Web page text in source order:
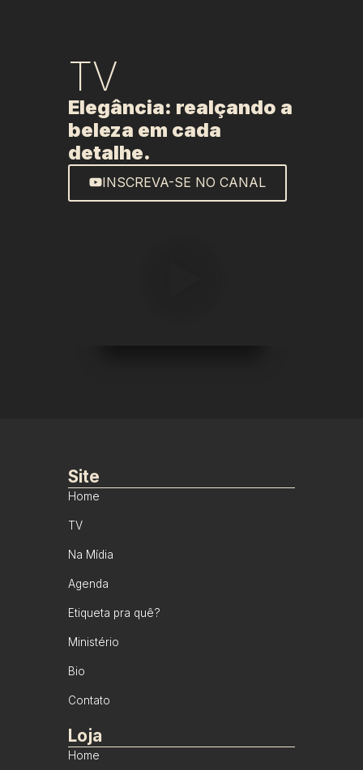
TV
Elegância: realçando a
beleza em cada
detalhe.
INSCREVA-SE NO CANAL
Site
Home
TV
Na Mídia
Agenda
Etiqueta pra quê?
Ministério
Bio
Contato
Loja
Home